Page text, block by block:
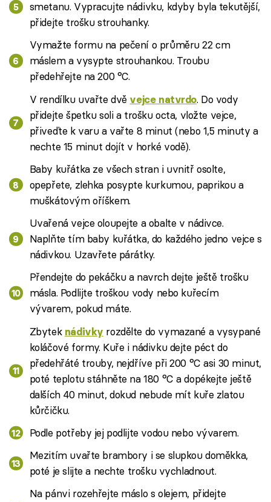
smetanu. Vypracujte nádivku, kdyby byla tekutější,
přidejte trošku strouhanky.
Vymažte formu na pečení o průměru 22 cm
máslem a vysypte strouhankou. Troubu
předehřejte na 200 °C.
V rendílku uvařte dvě vejce natvrdo. Do vody
přidejte špetku soli a trošku octa, vložte vejce,
přiveďte k varu a vařte 8 minut (nebo 1,5 minuty a
nechte 15 minut dojít v horké vodě).
Baby kuřátka ze všech stran i uvnitř osolte,
opepřete, zlehka posypte kurkumou, paprikou a
muškátovým oříškem.
Uvařená vejce oloupejte a obalte v nádivce.
Naplňte tím baby kuřátka, do každého jedno vejce s
nádivkou. Uzavřete párátky.
Přendejte do pekáčku a navrch dejte ještě trošku
másla. Podlijte troškou vody nebo kuřecím
vývarem, pokud máte.
Zbytek nádivky rozdělte do vymazané a vysypané
koláčové formy. Kuře i nádivku dejte péct do
předehřáté trouby, nejdříve při 200 °C asi 30 minut,
poté teplotu stáhněte na 180 °C a dopékejte ještě
dalších 40 minut, dokud nebude mít kuře zlatou
kůrčičku.
Podle potřeby jej podlijte vodou nebo vývarem.
Mezitím uvařte brambory i se slupkou doměkka,
poté je slijte a nechte trošku vychladnout.
Na pánvi rozehřejte máslo s olejem, přidejte